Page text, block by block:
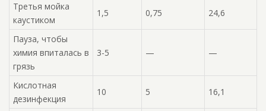
Третья мойка
каустиком
1,5 0,75 24,6
Пауза, чтобы
химия впиталась в
грязь
3-5 — —
Кислотная
дезинфекция
10 5 16,1